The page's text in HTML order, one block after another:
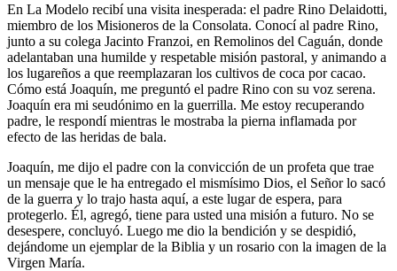
En La Modelo recibí una visita inesperada: el padre Rino Delaidotti,
miembro de los Misioneros de la Consolata. Conocí al padre Rino,
junto a su colega Jacinto Franzoi, en Remolinos del Caguán, donde
adelantaban una humilde y respetable misión pastoral, y animando a
los lugareños a que reemplazaran los cultivos de coca por cacao.
Cómo está Joaquín, me preguntó el padre Rino con su voz serena.
Joaquín era mi seudónimo en la guerrilla. Me estoy recuperando
padre, le respondí mientras le mostraba la pierna inflamada por
efecto de las heridas de bala.
Joaquín, me dijo el padre con la convicción de un profeta que trae
un mensaje que le ha entregado el mismísimo Dios, el Señor lo sacó
de la guerra y lo trajo hasta aquí, a este lugar de espera, para
protegerlo. Él, agregó, tiene para usted una misión a futuro. No se
desespere, concluyó. Luego me dio la bendición y se despidió,
dejándome un ejemplar de la Biblia y un rosario con la imagen de la
Virgen María.